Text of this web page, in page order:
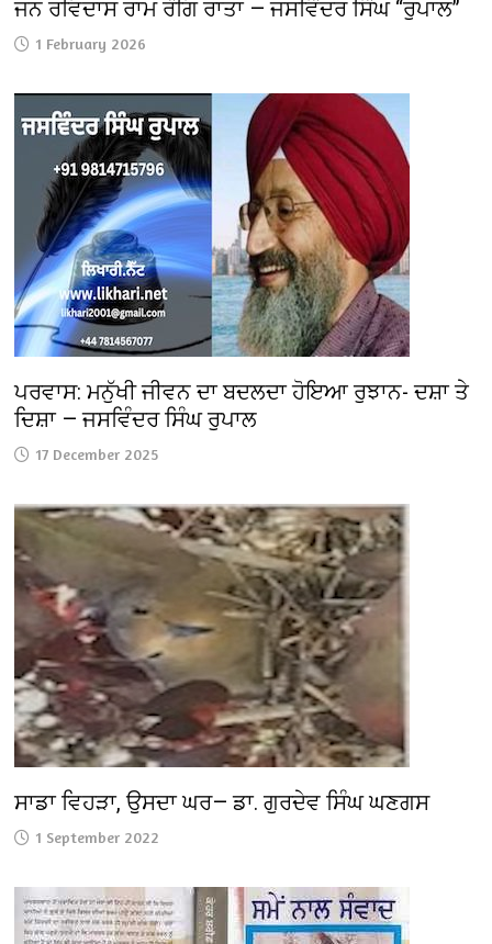
ਜਨ ਰਵਿਦਾਸ ਰਾਮ ਰੰਗਿ ਰਾਤਾ — ਜਸਵਿੰਦਰ ਸਿੰਘ “ਰੁਪਾਲ”
1 February 2026
ਪਰਵਾਸ: ਮਨੁੱਖੀ ਜੀਵਨ ਦਾ ਬਦਲਦਾ ਹੋਇਆ ਰੁਝਾਨ- ਦਸ਼ਾ ਤੇ
ਦਿਸ਼ਾ — ਜਸਵਿੰਦਰ ਸਿੰਘ ਰੁਪਾਲ
17 December 2025
ਸਾਡਾ ਵਿਹੜਾ, ਉਸਦਾ ਘਰ— ਡਾ. ਗੁਰਦੇਵ ਸਿੰਘ ਘਣਗਸ
1 September 2022